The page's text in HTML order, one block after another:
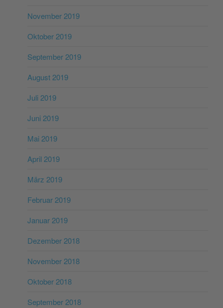
November 2019
Oktober 2019
September 2019
August 2019
Juli 2019
Juni 2019
Mai 2019
April 2019
März 2019
Februar 2019
Januar 2019
Dezember 2018
November 2018
Oktober 2018
September 2018